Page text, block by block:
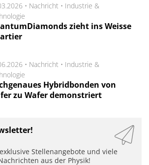
• Nachricht • Industrie &
zieht ins Weisse
• Nachricht • Industrie &
Hybridbonden von
zu Wafer demonstriert
Stellenangebote und viele
aus der Physik!